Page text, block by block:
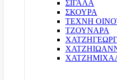
ΣΙΓΑΛΑ
ΣΚΟΥΡΑ
ΤΕΧΝΗ
ΤΖΟΥΝΑΡΑ